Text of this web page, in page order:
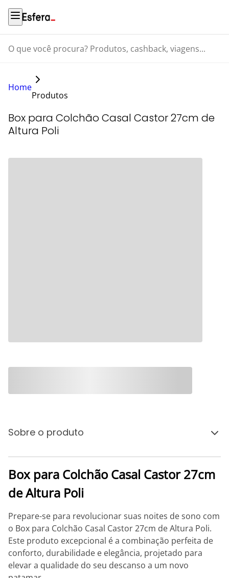
O que você procura? Produtos, cashback, viagens...
Home
Produtos
Box para Colchão Casal Castor 27cm de
Altura Poli
Sobre o produto
Box para Colchão Casal Castor 27cm
de Altura Poli
Prepare-se para revolucionar suas noites de sono com
o Box para Colchão Casal Castor 27cm de Altura Poli.
Este produto excepcional é a combinação perfeita de
conforto, durabilidade e elegância, projetado para
elevar a qualidade do seu descanso a um novo